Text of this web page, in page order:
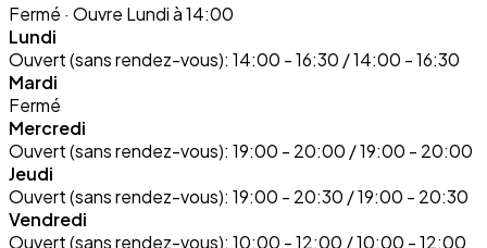
Fermé · Ouvre Lundi à 14:00
Lundi
Ouvert (sans rendez-vous): 14:00 - 16:30 / 14:00 - 16:30
Mardi
Fermé
Mercredi
Ouvert (sans rendez-vous): 19:00 - 20:00 / 19:00 - 20:00
Jeudi
Ouvert (sans rendez-vous): 19:00 - 20:30 / 19:00 - 20:30
Vendredi
Ouvert (sans rendez-vous): 10:00 - 12:00 / 10:00 - 12:00